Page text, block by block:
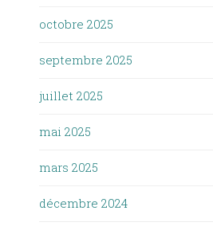
octobre 2025
septembre 2025
juillet 2025
mai 2025
mars 2025
décembre 2024